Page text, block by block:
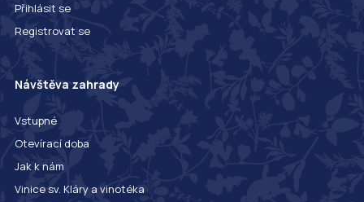
Přihlásit se
Registrovat se
Návštěva zahrady
Vstupné
Otevírací doba
Jak k nám
Vinice sv. Kláry a vinotéka